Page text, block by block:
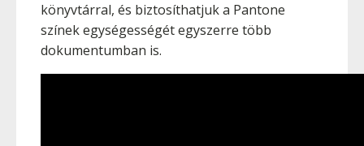
könyvtárral, és biztosíthatjuk a Pantone
színek egységességét egyszerre több
dokumentumban is.